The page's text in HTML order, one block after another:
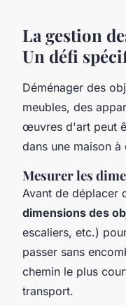
La gestion
Un défi
Déménager des
meubles, des
œuvres d'art peut
dans une maison à
Mesurer les
Avant de déplacer
dimensions des
escaliers, etc.)
passer sans
chemin le plus
transport.